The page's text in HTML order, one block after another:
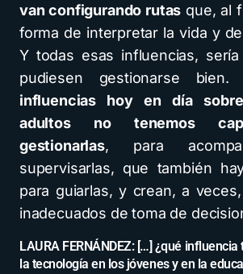
van configurando rutas que, al
forma de interpretar la vida y
Y todas esas influencias,
pudiesen gestionarse bien.
influencias hoy en día
adultos no tenemos
gestionarlas, para
supervisarlas, que también
para guiarlas, y crean, a
inadecuados de toma de
LAURA FERNÁNDEZ: […] ¿qué
la tecnología en los jóvenes y en la